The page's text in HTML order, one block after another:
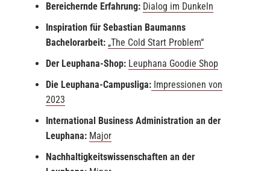
Bereichernde Erfahrung: Dialog im Dunkeln
Inspiration für Sebastian Baumanns
Bachelorarbeit: „The Cold Start Problem“
Der Leuphana-Shop: Leuphana Goodie Shop
Die Leuphana-Campusliga: Impressionen von
2023
International Business Administration an der
Leuphana: Major
Nachhaltigkeitswissenschaften an der